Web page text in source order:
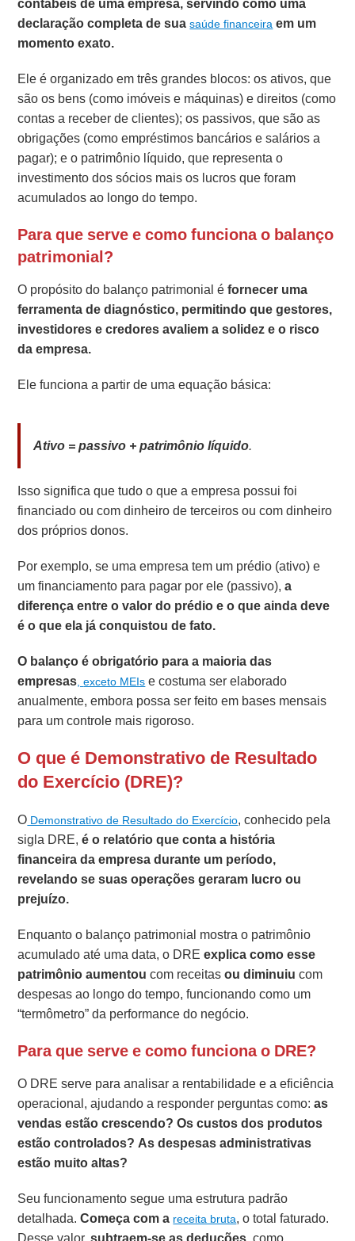
declaração completa de suasaúde financeira em um
momento exato.
Ele é organizado em três grandes blocos: os ativos, que
são os bens (como imóveis e máquinas) e direitos (como
contas a receber de clientes); os passivos, que são as
obrigações (como empréstimos bancários e salários a
pagar); e o patrimônio líquido, que representa o
investimento dos sócios mais os lucros que foram
acumulados ao longo do tempo.
Para que serve e como funciona o balanço
patrimonial?
O propósito do balanço patrimonial éfornecer uma
ferramenta de diagnóstico, permitindo que gestores,
investidores e credores avaliem a solidez e o risco
da empresa.
Ele funciona a partir de uma equação básica:
Ativo = passivo + patrimônio líquido.
Isso significa que tudo o que a empresa possui foi
financiado ou com dinheiro de terceiros ou com dinheiro
dos próprios donos.
Por exemplo, se uma empresa tem um prédio (ativo) e
um financiamento para pagar por ele (passivo),a
diferença entre o valor do prédio e o que ainda deve
é o que ela já conquistou de fato.
O balanço é obrigatório para a maioria das
empresas,exceto MEIs e costuma ser elaborado
anualmente, embora possa ser feito em bases mensais
para um controle mais rigoroso.
O que é Demonstrativo de Resultado
do Exercício (DRE)?
O Demonstrativo de Resultado do Exercício, conhecido pela
sigla DRE,é o relatório que conta a história
financeira da empresa durante um período,
revelando se suas operações geraram lucro ou
prejuízo.
Enquanto o balanço patrimonial mostra o patrimônio
acumulado até uma data, o DREexplica como esse
patrimônio aumentou com receitasou diminuiu com
despesas ao longo do tempo, funcionando como um
“termômetro” da performance do negócio.
Para que serve e como funciona o DRE?
O DRE serve para analisar a rentabilidade e a eficiência
operacional, ajudando a responder perguntas como:as
vendas estão crescendo? Os custos dos produtos
estão controlados? As despesas administrativas
estão muito altas?
Seu funcionamento segue uma estrutura padrão
detalhada.Começa com a receita bruta, o total faturado.